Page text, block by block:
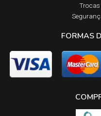
Trocas
FORMAS